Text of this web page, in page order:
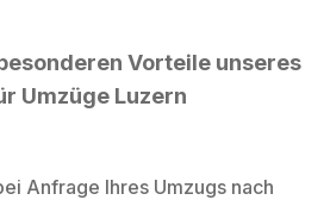
Vorteile unseres
Umzüge Luzern
Anfrage Ihres Umzugs nach